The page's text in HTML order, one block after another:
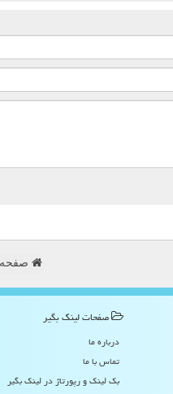
صفحه
صفحات لینك بگیر
درباره ما
تماس با ما
بک لینک و رپورتاژ در لینك بگیر